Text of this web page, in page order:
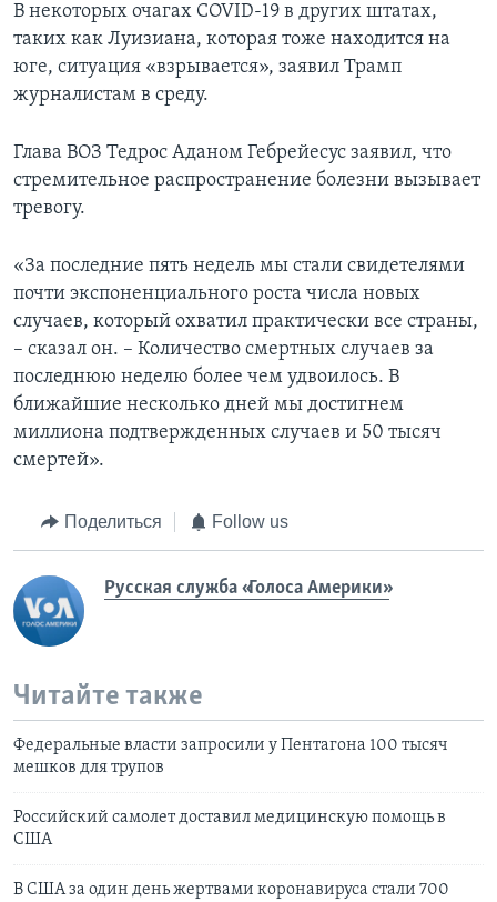
В некоторых очагах COVID-19 в других штатах,
таких как Луизиана, которая тоже находится на
юге, ситуация «взрывается», заявил Трамп
журналистам в среду.
Глава ВОЗ Тедрос Аданом Гебрейесус заявил, что
стремительное распространение болезни вызывает
тревогу.
«За последние пять недель мы стали свидетелями
почти экспоненциального роста числа новых
случаев, который охватил практически все страны,
– сказал он. – Количество смертных случаев за
последнюю неделю более чем удвоилось. В
ближайшие несколько дней мы достигнем
миллиона подтвержденных случаев и 50 тысяч
смертей».
Поделиться Follow us
Русская служба «Голоса Америки»
Читайте также
Федеральные власти запросили у Пентагона 100 тысяч
мешков для трупов
Российский самолет доставил медицинскую помощь в
США
В США за один день жертвами коронавируса стали 700